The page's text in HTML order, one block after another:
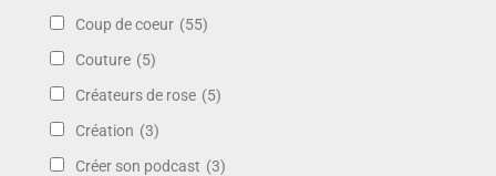
Coup de coeur (55)
Couture (5)
Créateurs de rose (5)
Création (3)
Créer son podcast (3)